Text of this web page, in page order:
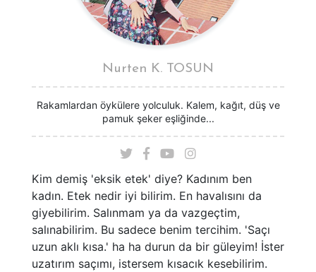
Nurten K. TOSUN
Rakamlardan öykülere yolculuk. Kalem, kağıt, düş ve
pamuk şeker eşliğinde...
Kim demiş 'eksik etek' diye? Kadınım ben
kadın. Etek nedir iyi bilirim. En havalısını da
giyebilirim. Salınmam ya da vazgeçtim,
salınabilirim. Bu sadece benim tercihim. 'Saçı
uzun aklı kısa.' ha ha durun da bir güleyim! İster
uzatırım saçımı, istersem kısacık kesebilirim.